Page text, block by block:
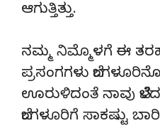
ಆಗುತ್ತಿತ್ತು.
ನಮ್ಮ ನಿಮ್ಮೊಳಗೆ ಈ
ಪ್ರಸಂಗಗಳು
ಊರುಳಿದಂತೆ ನಾವು
ಬೆಂಗಳೂರಿಗೆ ಸಾಕಷ್ಟು